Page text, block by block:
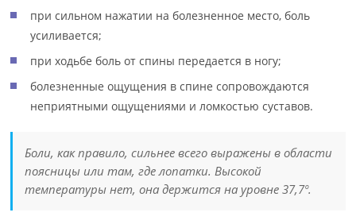
при сильном нажатии на болезненное место, боль
усиливается;
при ходьбе боль от спины передается в ногу;
болезненные ощущения в спине сопровождаются
неприятными ощущениями и ломкостью суставов.
Боли, как правило, сильнее всего выражены в области
поясницы или там, где лопатки. Высокой
температуры нет, она держится на уровне 37,7º.